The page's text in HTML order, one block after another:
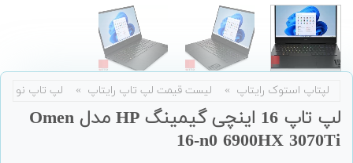
لپتاپ استوک رایتاپ » لیست قیمت لپ تاپ رایتاپ » لپ تاپ نو
لپ تاپ 16 اینچی گیمینگ HP مدل Omen
16-n0 6900HX 3070Ti